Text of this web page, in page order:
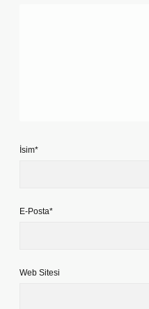
İsim*
E-Posta*
Web Sitesi